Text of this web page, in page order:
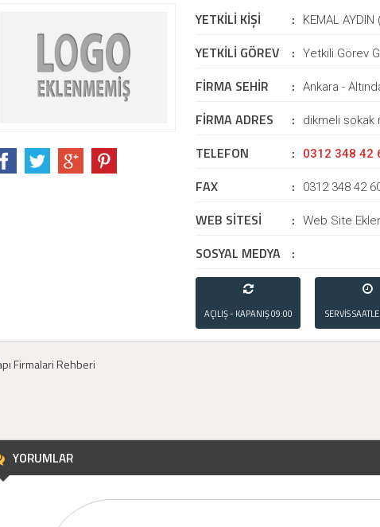
YETKİLİ KİŞİ : KEMAL
YETKİLİ GÖREV : Yetkili Görev
FİRMA SEHİR : Ankara -
FİRMA ADRES : dikmeli sokak
TELEFON : 0312 348 42
FAX : 0312 348 42
WEB SİTESİ : Web Site
SOSYAL MEDYA :
AÇILIŞ - KAPANIŞ09:00
- 21:00
SERVİS
-
YORUMLAR